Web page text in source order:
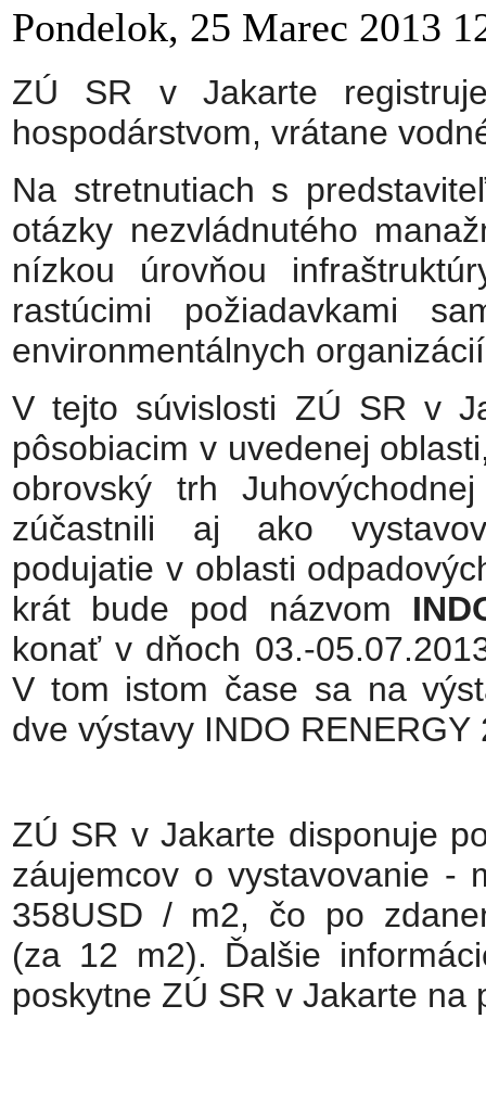
Pondelok, 25 Marec 2013
ZÚ SR v Jakarte
hospodárstvom, vrátane
Na stretnutiach s
otázky nezvládnutého
nízkou úrovňou
rastúcimi požiadavkami
environmentálnych
V tejto súvislosti ZÚ SR v
pôsobiacim v uvedenej
obrovský trh
zúčastnili aj ako
podujatie v oblasti
krát bude pod názvom
konať v dňoch 03.-
V tom istom čase sa na
dve výstavy INDO
ZÚ SR v Jakarte disponuje
záujemcov o vystavovanie -
358USD / m2, čo po
(za 12 m2). Ďalšie
poskytne ZÚ SR v Jakarte na